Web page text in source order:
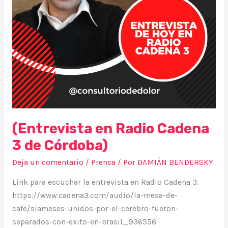
(Entrevista en Radio Cadena
3 de Córdoba)
Deja un comentario / Prensa / Por DAMIÁN BENDERSKY
Link para escuchar la entrevista en Radio Cadena 3:
https://www.cadena3.com/audio/la-mesa-de-
cafe/siameses-unidos-por-el-cerebro-fueron-
separados-con-exito-en-brasil_936556